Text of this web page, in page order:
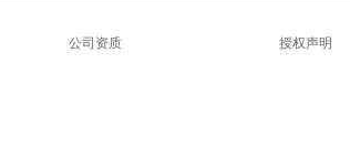
公司资质 授权声明